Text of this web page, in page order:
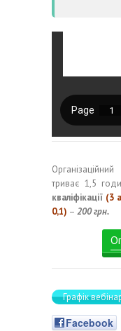
триває 1,5
кваліфікації (3
0,1) – 200 грн.
Графік
Facebook